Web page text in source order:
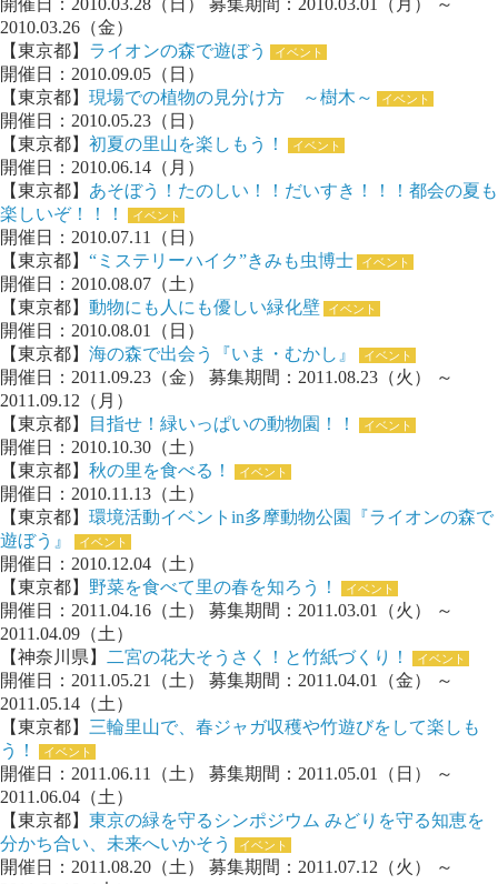
開催日：2010.03.28（日） 募集期間：2010.03.01（月） ～
2010.03.26（金）
【東京都】 ライオンの森で遊ぼう イベント
開催日：2010.09.05（日）
【東京都】 現場での植物の見分け方 ～樹木～ イベント
開催日：2010.05.23（日）
【東京都】 初夏の里山を楽しもう！ イベント
開催日：2010.06.14（月）
【東京都】 あそぼう！たのしい！！だいすき！！！都会の夏も
楽しいぞ！！！
イベント
開催日：2010.07.11（日）
【東京都】 “ミステリーハイク”きみも虫博士 イベント
開催日：2010.08.07（土）
【東京都】 動物にも人にも優しい緑化壁 イベント
開催日：2010.08.01（日）
【東京都】 海の森で出会う『いま・むかし』 イベント
開催日：2011.09.23（金） 募集期間：2011.08.23（火） ～
2011.09.12（月）
【東京都】
目指せ！緑いっぱいの動物園！！ イベント
開催日：2010.10.30（土）
【東京都】 秋の里を食べる！ イベント
開催日：2010.11.13（土）
【東京都】 環境活動イベントin多摩動物公園『ライオンの森で
遊ぼう』
イベント
開催日：2010.12.04（土）
【東京都】 野菜を食べて里の春を知ろう！ イベント
開催日：2011.04.16（土） 募集期間：2011.03.01（火） ～
2011.04.09（土）
【神奈川県】
二宮の花大そうさく！と竹紙づくり！ イベント
開催日：2011.05.21（土） 募集期間：2011.04.01（金） ～
2011.05.14（土）
【東京都】 三輪里山で、春ジャガ収穫や竹遊びをして楽しも
う！
イベント
開催日：2011.06.11（土） 募集期間：2011.05.01（日） ～
2011.06.04（土）
【東京都】 東京の緑を守るシンポジウム みどりを守る知恵を
分かち合い、未来へいかそう
イベント
開催日：2011.08.20（土） 募集期間：2011.07.12（火） ～